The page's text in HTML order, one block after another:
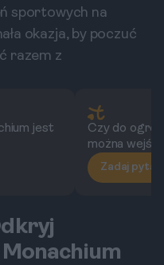
sportowych na
okazja, by poczuć
razem z
jest
Czy do
można wejść
Zadaj